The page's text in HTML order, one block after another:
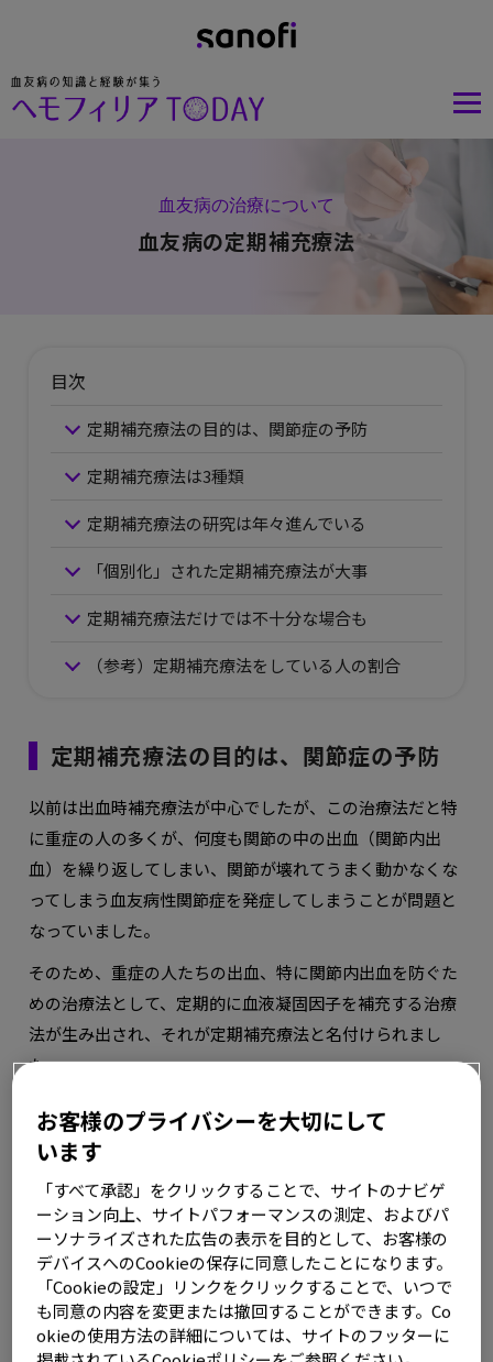
血友病の治療について
血友病の定期補充療法
目次
定期補充療法の目的は、関節症の予防
定期補充療法は3種類
定期補充療法の研究は年々進んでいる
「個別化」された定期補充療法が大事
定期補充療法だけでは不十分な場合も
（参考）定期補充療法をしている人の割合
定期補充療法の目的は、関節症の予防
以前は出血時補充療法が中心でしたが、この治療法だと特
に重症の人の多くが、何度も関節の中の出血（関節内出
血）を繰り返してしまい、関節が壊れてうまく動かなくな
ってしまう血友病性関節症を発症してしまうことが問題と
なっていました。
そのため、重症の人たちの出血、特に関節内出血を防ぐた
めの治療法として、定期的に血液凝固因子を補充する治療
法が生み出され、それが定期補充療法と名付けられまし
た。
定期補充療法は3種類
定期補充療法はどのタイミングで開始したかで、一次定期
補充療法、二次定期補充療法、三次定期補充療法の3種類
に分類されます。
一次定期補充療法は、ひざなどの大きな関節に出血した回
数が2回未満（関節がまだきれいな状態）で3歳までの若い
うちに定期補充を開始した場合をいいます。二次定期補充
お客様のプライバシーを大切にして
います
「すべて承認」をクリックすることで、サイトのナビゲ
ーション向上、サイトパフォーマンスの測定、およびパ
ーソナライズされた広告の表示を目的として、お客様の
デバイスへのCookieの保存に同意したことになります。
「Cookieの設定」リンクをクリックすることで、いつで
も同意の内容を変更または撤回することができます。Co
okieの使用方法の詳細については、サイトのフッターに